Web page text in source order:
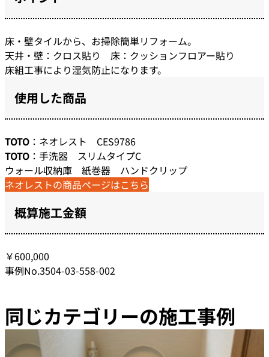
床・壁タイルから、お掃除簡単リフォーム。
天井・壁：クロス貼り 床：クッションフロアー貼り
床組工事により湿気防止になります。
使用した商品
TOTO ：ネオレスト CES9786
TOTO ：手洗器 スリムタイプC
ウォール収納庫 紙巻器 ハンドクリップ
ネオレストの商品ページはこちら
概算施工金額
￥600,000
事例No.3504-03-558-002
同じカテゴリーの施工事例